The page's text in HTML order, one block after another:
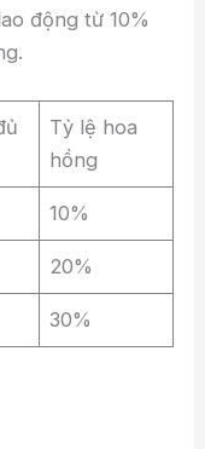
động từ 10%
Tỷ lệ hoa
hồng
10%
20%
30%